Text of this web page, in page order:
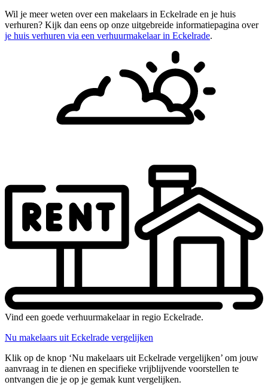
Wil je meer weten over een makelaars in Eckelrade en je huis
verhuren? Kijk dan eens op onze uitgebreide informatiepagina over
je huis verhuren via een verhuurmakelaar in Eckelrade.
Vind een goede verhuurmakelaar in regio Eckelrade.
Nu makelaars uit Eckelrade vergelijken
Klik op de knop ‘Nu makelaars uit Eckelrade vergelijken’ om jouw
aanvraag in te dienen en specifieke vrijblijvende voorstellen te
ontvangen die je op je gemak kunt vergelijken.